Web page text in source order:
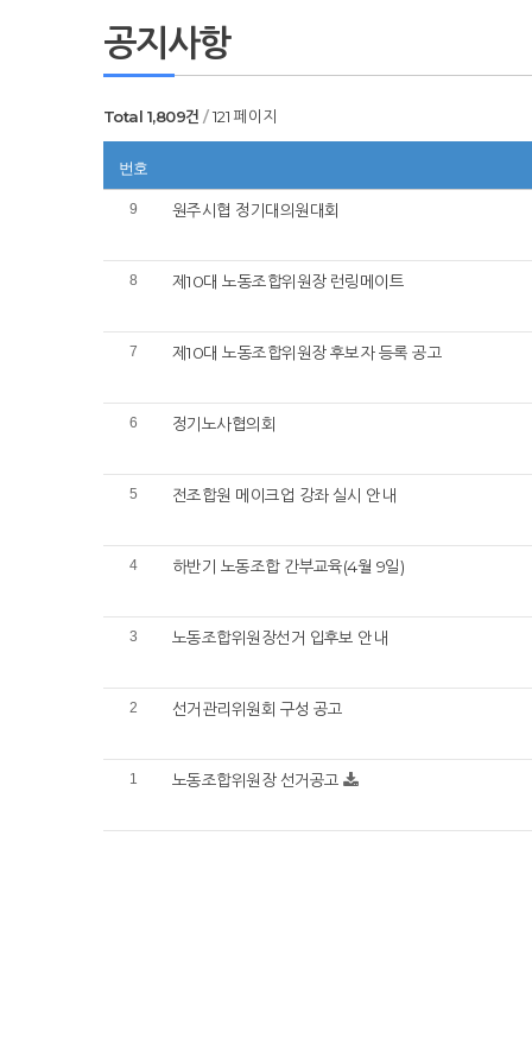
공지사항
Total 1,809건 121 페이지
번호
9 원주시협 정기대의원대회
8 제10대 노동조합위원장 런링메이트
7 제10대 노동조합위원장 후보자 등록 공고
6 정기노사협의회
5 전조합원 메이크업 강좌 실시 안내
4 하반기 노동조합 간부교육(4월 9일)
3 노동조합위원장선거 입후보 안내
2 선거관리위원회 구성 공고
1 노동조합위원장 선거공고